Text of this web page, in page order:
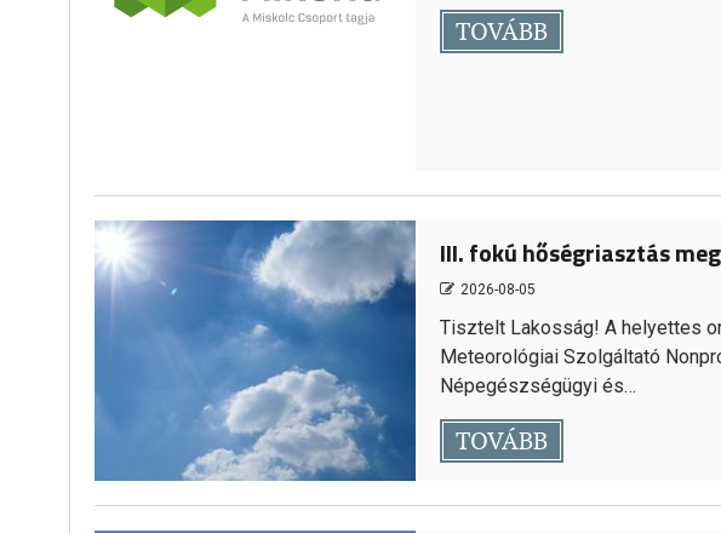
TOVÁBB
III. fokú hőségriasztás
2026-08-05
Tisztelt Lakosság! A helyettes
Meteorológiai Szolgáltató
Népegészségügyi és…
TOVÁBB